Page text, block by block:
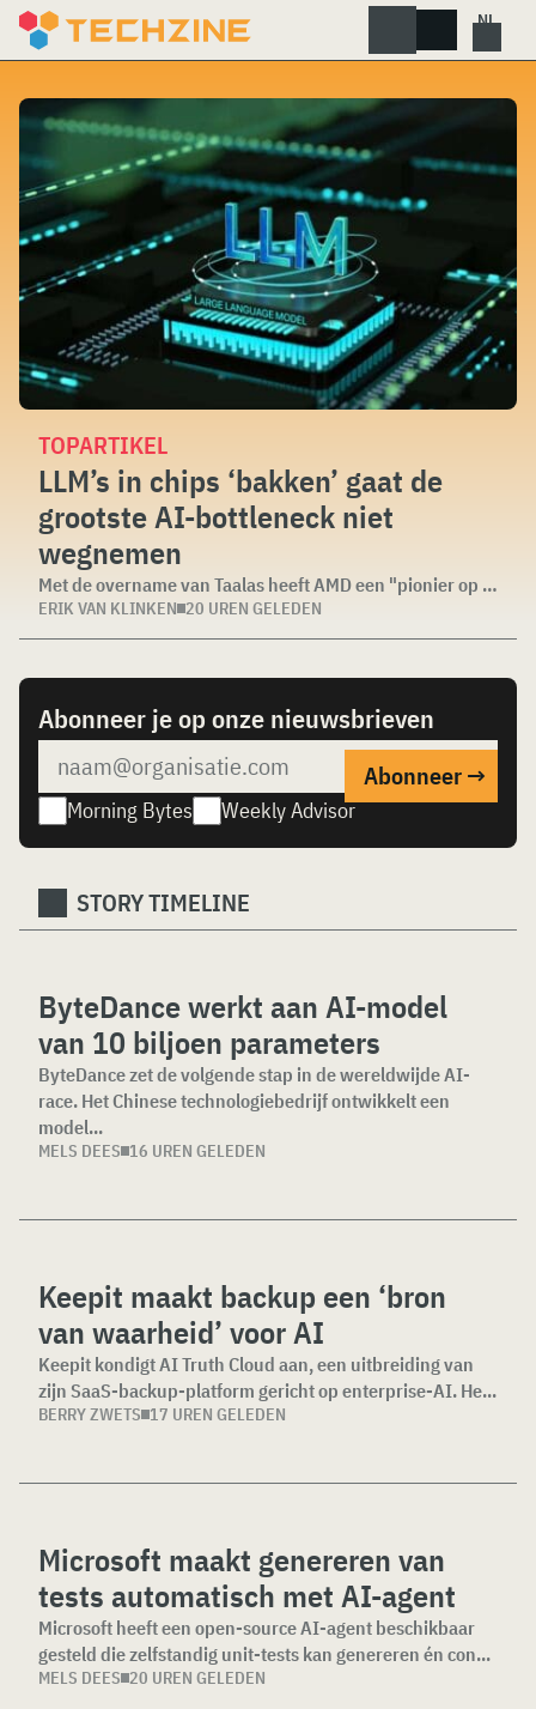
Skip
TOPARTIKEL
LLM’s in chips ‘bakken’ gaat de
grootste AI-bottleneck niet
wegnemen
Met de overname van Taalas heeft AMD een "pionier op het gebied van gespecialiseerde AI-inferencing-chips" in...
ERIK VAN KLINKEN 20 UREN GELEDEN
Abonneer je op onze nieuwsbrieven
Morning Bytes Weekly Advisor
STORY TIMELINE
ByteDance werkt aan AI-model
van 10 biljoen parameters
ByteDance zet de volgende stap in de wereldwijde AI-
race. Het Chinese technologiebedrijf ontwikkelt een
model...
MELS DEES 16 UREN GELEDEN
Keepit maakt backup een ‘bron
van waarheid’ voor AI
Keepit kondigt AI Truth Cloud aan, een uitbreiding van
zijn SaaS-backup-platform gericht op enterprise-AI. He...
BERRY ZWETS 17 UREN GELEDEN
Microsoft maakt genereren van
tests automatisch met AI-agent
Microsoft heeft een open-source AI-agent beschikbaar
gesteld die zelfstandig unit-tests kan genereren én con...
MELS DEES 20 UREN GELEDEN